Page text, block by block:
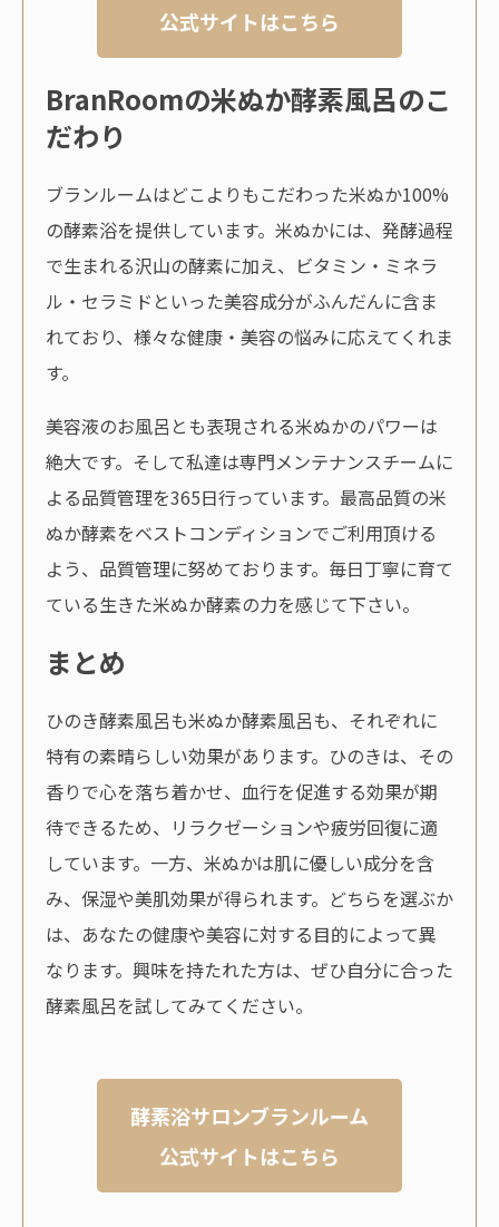
公式サイトはこちら
BranRoomの米ぬか酵素風呂のこ
だわり
ブランルームはどこよりもこだわった米ぬか100%
の酵素浴を提供しています。米ぬかには、発酵過程
で生まれる沢山の酵素に加え、ビタミン・ミネラ
ル・セラミドといった美容成分がふんだんに含ま
れており、様々な健康・美容の悩みに応えてくれま
す。
美容液のお風呂とも表現される米ぬかのパワーは
絶大です。そして私達は専門メンテナンスチームに
よる品質管理を365日行っています。最高品質の米
ぬか酵素をベストコンディションでご利用頂ける
よう、品質管理に努めております。毎日丁寧に育て
ている生きた米ぬか酵素の力を感じて下さい。
まとめ
ひのき酵素風呂も米ぬか酵素風呂も、それぞれに
特有の素晴らしい効果があります。ひのきは、その
香りで心を落ち着かせ、血行を促進する効果が期
待できるため、リラクゼーションや疲労回復に適
しています。一方、米ぬかは肌に優しい成分を含
み、保湿や美肌効果が得られます。どちらを選ぶか
は、あなたの健康や美容に対する目的によって異
なります。興味を持たれた方は、ぜひ自分に合った
酵素風呂を試してみてください。
酵素浴サロンブランルーム
公式サイトはこちら